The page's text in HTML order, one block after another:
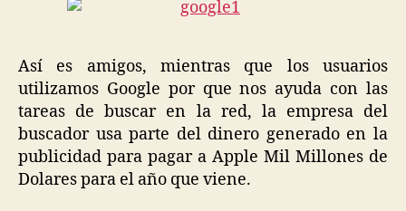
la
compañía.
Así es amigos, mientras que los usuarios
utilizamos Google por que nos ayuda con las
tareas de buscar en la red, la empresa del
buscador usa parte del dinero generado en la
publicidad para pagar a Apple Mil Millones de
Dolares para el año que viene.